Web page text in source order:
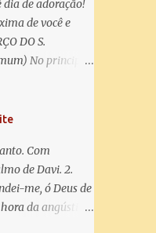
Rogai por
que sejamos
Amém.
de adoração!
de você e
DO S.
No principio:
que eu viva
ao meu, e, nem
pequenas:
Senhor!
vida e remédio
Com
de Davi. 2.
me, ó Deus de
da angústia